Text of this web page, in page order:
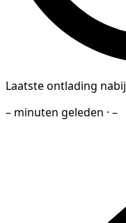
Laatste ontlading nabij
– minuten geleden · –